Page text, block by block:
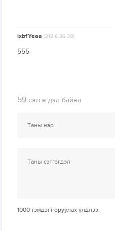
lxbfYeaa[212.6.36.39]
555
59 сэтгэгдэл байна
1000 тэмдэгт оруулах үлдлээ.